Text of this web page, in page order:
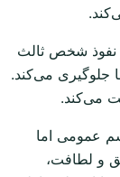
نفوذ شخص ثالث
جلوگیری می‌کند.
می‌کند.
عمومی اما
و لطافت،